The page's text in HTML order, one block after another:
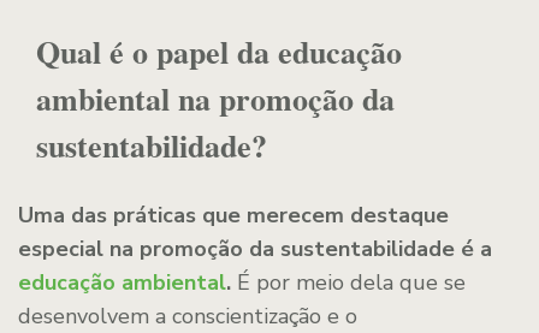
Qual é o papel da educação
ambiental na promoção da
sustentabilidade?
Uma das práticas que merecem destaque
especial na promoção da sustentabilidade é a
educação ambiental. É por meio dela que se
desenvolvem a conscientização e o